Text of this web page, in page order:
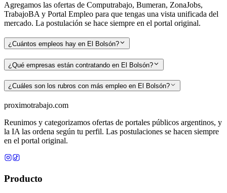
Agregamos las ofertas de Computrabajo, Bumeran, ZonaJobs,
TrabajoBA y Portal Empleo para que tengas una vista unificada del
mercado. La postulación se hace siempre en el portal original.
¿Cuántos empleos hay en El Bolsón?
¿Qué empresas están contratando en El Bolsón?
¿Cuáles son los rubros con más empleo en El Bolsón?
proximotrabajo.com
Reunimos y categorizamos ofertas de portales públicos argentinos, y
la IA las ordena según tu perfil. Las postulaciones se hacen siempre
en el portal original.
Producto